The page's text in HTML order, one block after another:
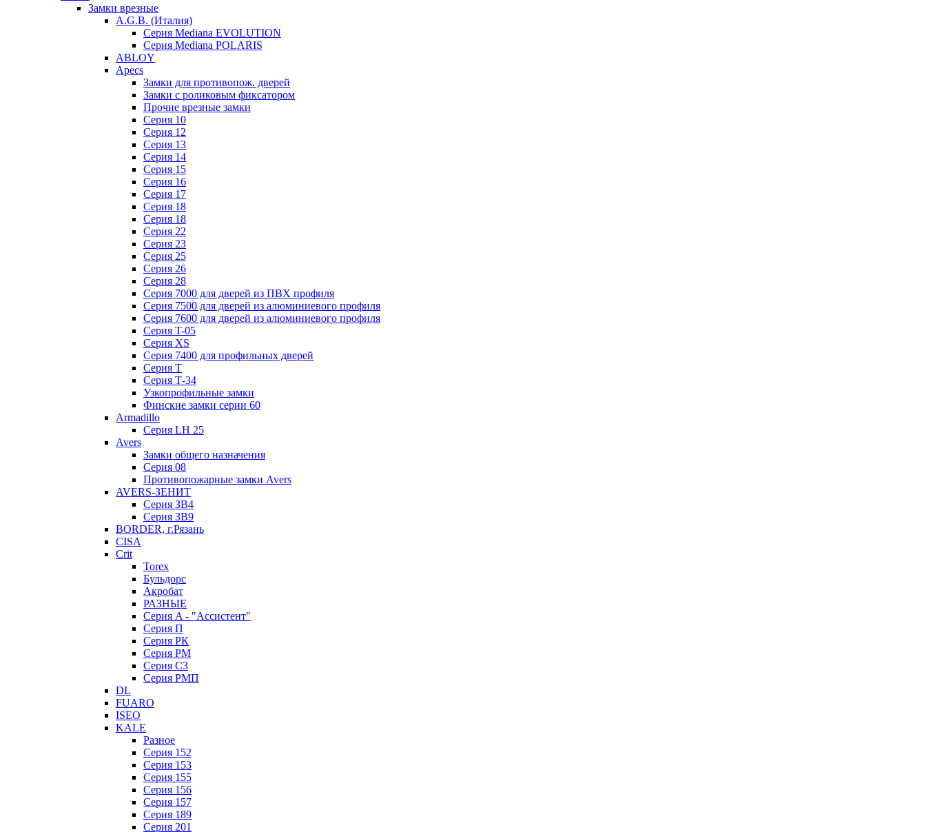
Замки врезные
A.G.B. (Италия)
Серия Mediana EVOLUTION
Серия Mediana POLARIS
ABLOY
Apecs
Замки для противопож. дверей
Замки с роликовым фиксатором
Прочие врезные замки
Серия 10
Серия 12
Серия 13
Серия 14
Серия 15
Серия 16
Серия 17
Серия 18
Серия 18
Серия 22
Серия 23
Серия 25
Серия 26
Серия 28
Серия 7000 для дверей из ПВХ профиля
Серия 7500 для дверей из алюминиевого профиля
Серия 7600 для дверей из алюминиевого профиля
Серия T-05
Серия XS
Серия 7400 для профильных дверей
Серия Т
Серия Т-34
Узкопрофильные замки
Финские замки серии 60
Armadillo
Серия LH 25
Avers
Замки общего назначения
Серия 08
Противопожарные замки Avers
AVERS-ЗЕНИТ
Серия ЗВ4
Серия ЗВ9
BORDER, г.Рязань
CISA
Crit
Torex
Бульдорс
Акробат
РАЗНЫЕ
Серия A - "Ассистент"
Серия П
Серия РК
Серия РМ
Серия С3
Серия РМП
DL
FUARO
ISEO
KALE
Разное
Серия 152
Серия 153
Серия 155
Серия 156
Серия 157
Серия 189
Серия 201